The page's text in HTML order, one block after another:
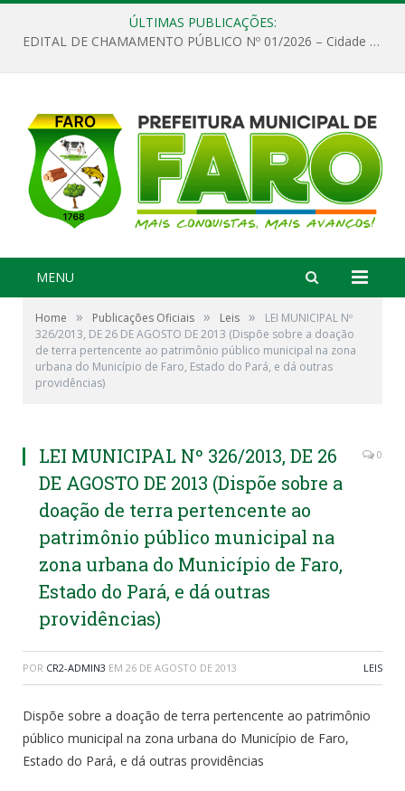
ÚLTIMAS PUBLICAÇÕES:
EDITAL DE CHAMAMENTO PÚBLICO Nº 01/2026 – Cidade de Faro
MENU
Home » Publicações Oficiais » Leis »
LEI MUNICIPAL Nº
326/2013, DE 26 DE AGOSTO DE 2013 (Dispõe sobre a doação
de terra pertencente ao patrimônio público municipal na zona
urbana do Município de Faro, Estado do Pará, e dá outras
providências)
LEI MUNICIPAL Nº 326/2013, DE 26
DE AGOSTO DE 2013 (Dispõe sobre a
doação de terra pertencente ao
patrimônio público municipal na
zona urbana do Município de Faro,
Estado do Pará, e dá outras
providências)
0
POR CR2-ADMIN3 EM 26 DE AGOSTO DE 2013 LEIS
Dispõe sobre a doação de terra pertencente ao patrimônio
público municipal na zona urbana do Município de Faro,
Estado do Pará, e dá outras providências